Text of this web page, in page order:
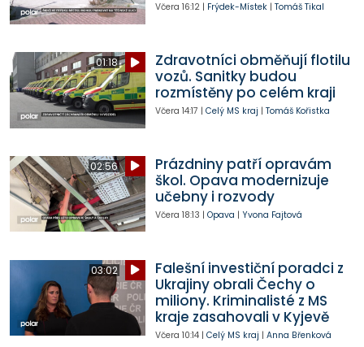
Včera 16:12| Frýdek-Místek| Tomáš Tikal
01:18
Zdravotníci obměňují flotilu
vozů. Sanitky budou
rozmístěny po celém kraji
Včera 14:17 | Celý MS kraj | Tomáš Kořistka
02:56
Prázdniny patří opravám
škol. Opava modernizuje
učebny i rozvody
Včera 18:13 | Opava | Yvona Fajtová
03:02
Falešní investiční poradci z
Ukrajiny obrali Čechy o
miliony. Kriminalisté z MS
kraje zasahovali v Kyjevě
Včera 10:14| Celý MS kraj | Anna Břenková